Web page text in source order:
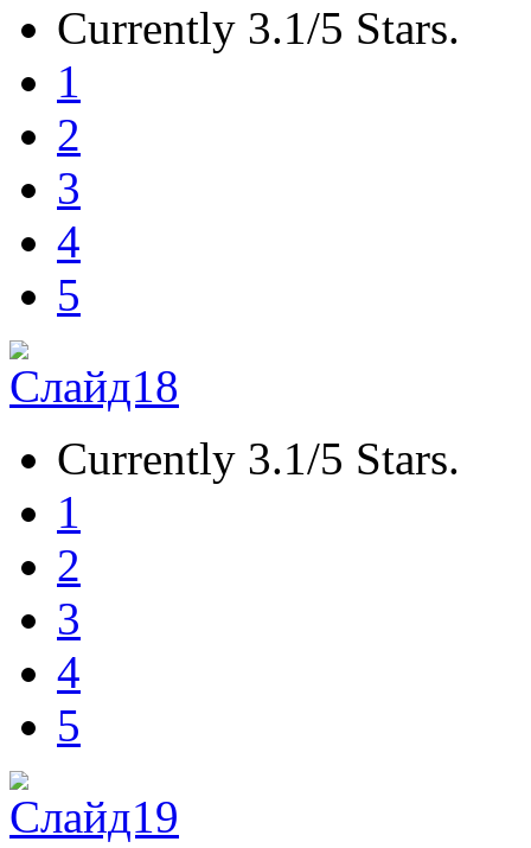
Currently 3.1/5 Stars.
1
2
3
4
5
Currently 3.1/5 Stars.
1
2
3
4
5